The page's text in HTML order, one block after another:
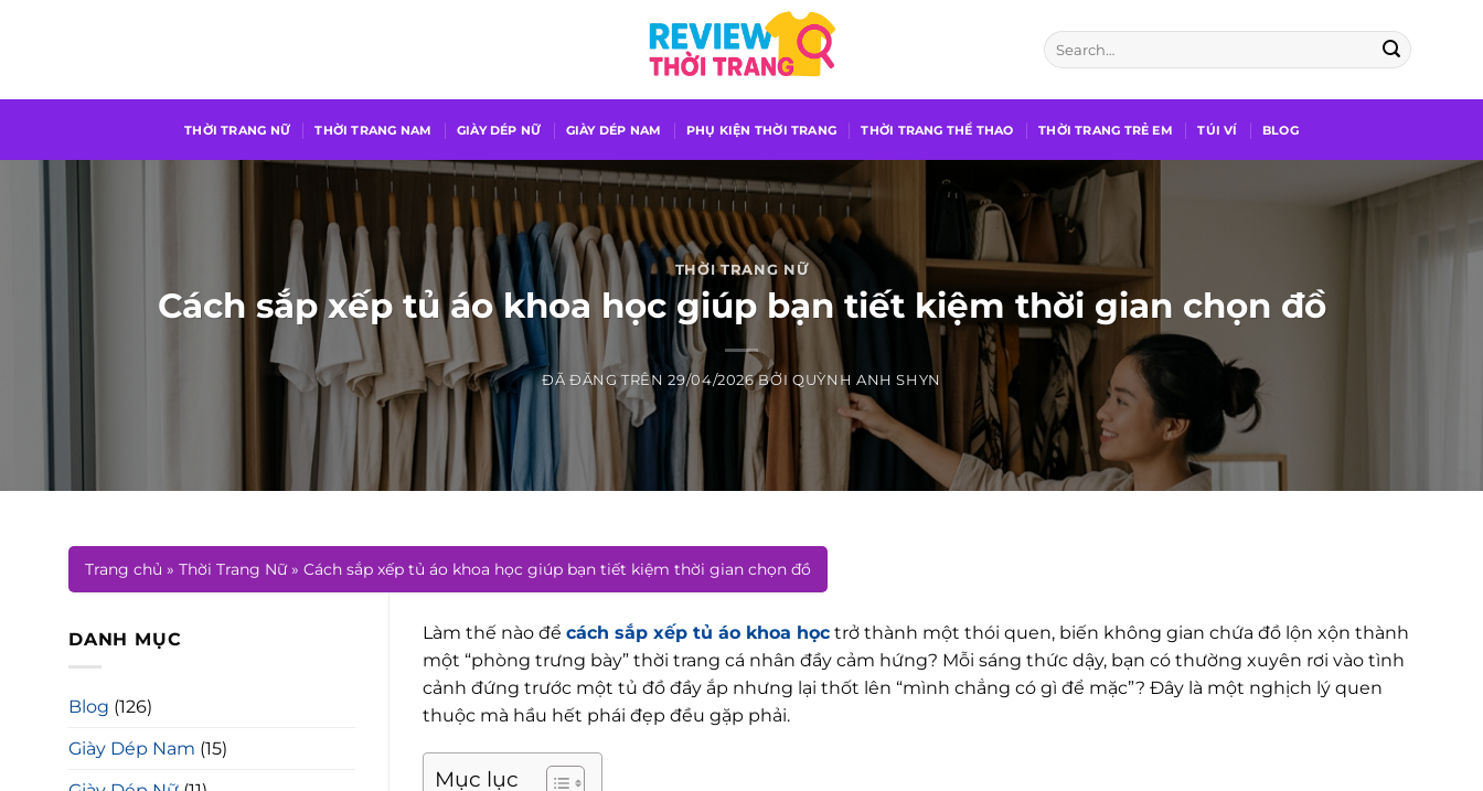
dung
THỜI TRANG NỮ THỜI TRANG NAM GIÀY DÉP NỮ GIÀY DÉP NAM PHỤ KIỆN THỜI TRANG THỜI TRANG THỂ THAO THỜI TRANG TRẺ EM TÚI VÍ BLOG
THỜI TRANG NỮ
Cách sắp xếp tủ áo khoa học giúp bạn tiết kiệm thời gian chọn đồ
ĐÃ ĐĂNG TRÊN29/04/2026 BỞIQUỲNH ANH SHYN
Trang chủ » Thời Trang Nữ» Cách sắp xếp tủ áo khoa học giúp bạn tiết kiệm thời gian chọn đồ
DANH MỤC
Blog (126)
Giày Dép Nam (15)
Làm thế nào để cách sắp xếp tủ áo khoa học trở thành một thói quen, biến không gian chứa đồ lộn xộn thành
một “phòng trưng bày” thời trang cá nhân đầy cảm hứng? Mỗi sáng thức dậy, bạn có thường xuyên rơi vào tình
cảnh đứng trước một tủ đồ đầy ắp nhưng lại thốt lên “mình chẳng có gì để mặc”? Đây là một nghịch lý quen
thuộc mà hầu hết phái đẹp đều gặp phải.
Mục lục